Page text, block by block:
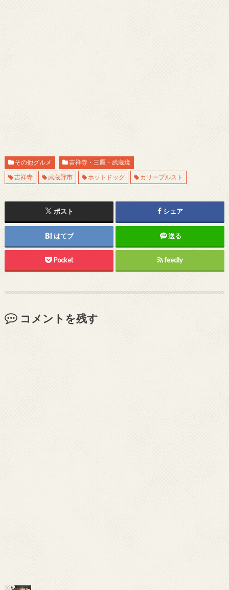
その他グルメ
吉祥寺・三鷹・武蔵境
吉祥寺
武蔵野市 ホットドッグ カリーブルスト
ポスト シェア
はてブ 送る
Pocket feedly
コメントを残す